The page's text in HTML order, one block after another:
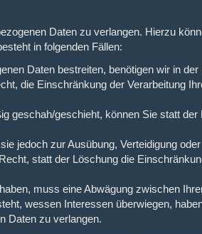
Daten zu verlangen. Hierzu
in folgenden Fällen:
Daten bestreiten, benötigen wir in der
die Einschränkung der Verarbeitung
geschah/geschieht, können Sie statt der
jedoch zur Ausübung, Verteidigung oder
statt der Löschung die
muss eine Abwägung zwischen
wessen Interessen überwiegen,
Daten zu verlangen.